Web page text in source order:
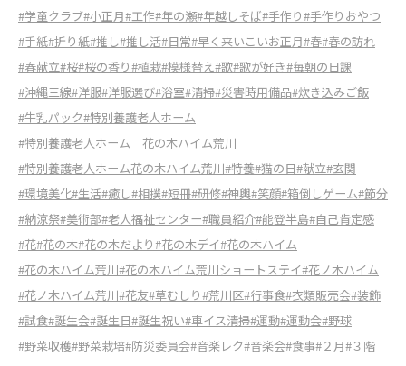
#学童クラブ#小正月#工作#年の瀬#年越しそば#手作り#手作りおやつ
#手紙#折り紙#推し#推し活#日常#早く来いこいお正月#春#春の訪れ
#春献立#桜#桜の香り#植栽#模様替え#歌#歌が好き#毎朝の日課
#沖縄三線#洋服#洋服選び#浴室#清掃#災害時用備品#炊き込みご飯
#牛乳パック#特別養護老人ホーム
#特別養護老人ホーム 花の木ハイム荒川
#特別養護老人ホーム花の木ハイム荒川#特養#猫の日#献立#玄関
#環境美化#生活#癒し#相撲#短冊#研修#神輿#笑顔#箱倒しゲーム#節分
#納涼祭#美術部#老人福祉センター#職員紹介#能登半島#自己肯定感
#花#花の木#花の木だより#花の木デイ#花の木ハイム
#花の木ハイム荒川#花の木ハイム荒川ショートステイ#花ノ木ハイム
#花ノ木ハイム荒川#花友#草むしり#荒川区#行事食#衣類販売会#装飾
#試食#誕生会#誕生日#誕生祝い#車イス清掃#運動#運動会#野球
#野菜収穫#野菜栽培#防災委員会#音楽レク#音楽会#食事#２月#３階